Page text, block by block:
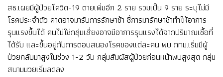
สธ.เผยมีผู้ป่วยโควิด-19 ตายเพิ่มอีก 2 ราย รวมเป็น 9 ราย ระบุไม่มี
โรคประจำตัว คาดอาจมารับการรักษาช้า ชี้การมารักษาช้าทำให้อาการ
รุนแรงขึ้นได้ คนไม่ใช่กลุ่มเสี่ยงอาจมีอาการรุนแรงได้จากปริมาณเชื้อที่
ได้รับ และขึ้นอยู่กับการตอบสนองโรคของแต่ละคน พบ กทม.เริ่มมีผู้
ป่วยกลับมาสูงในช่วง 1-2 วัน กลุ่มสัมผัสผู้ป่วยก่อนหน้าพบสูงสุด กลุ่ม
สนามมวยเริ่มลดลง